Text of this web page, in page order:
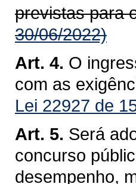
previstas para
30/06/2022)
Art. 4. O
com as
Lei 22927 de
Art. 5. Será
concurso
desempenho,